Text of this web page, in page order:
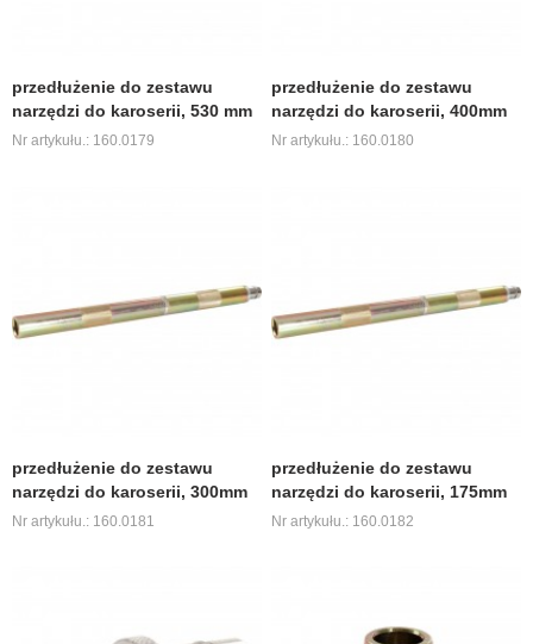
przedłużenie do zestawu
narzędzi do karoserii, 530 mm
Nr artykułu.: 160.0179
przedłużenie do zestawu
narzędzi do karoserii, 400mm
Nr artykułu.: 160.0180
przedłużenie do zestawu
narzędzi do karoserii, 300mm
Nr artykułu.: 160.0181
przedłużenie do zestawu
narzędzi do karoserii, 175mm
Nr artykułu.: 160.0182